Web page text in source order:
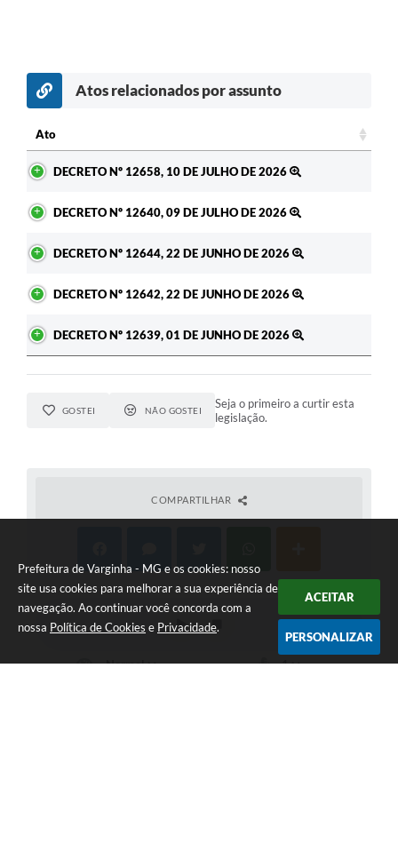
Prefeitura de Varginha - MG e os cookies: nosso
site usa cookies para melhorar a sua experiência de
navegação. Ao continuar você concorda com a
nossa Política de Cookies e Privacidade.
ACEITAR
PERSONALIZAR
Atos relacionados por assunto
Ato
DECRETO Nº 12658, 10 DE JULHO DE 2026
DECRETO Nº 12640, 09 DE JULHO DE 2026
DECRETO Nº 12644, 22 DE JUNHO DE 2026
DECRETO Nº 12642, 22 DE JUNHO DE 2026
DECRETO Nº 12639, 01 DE JUNHO DE 2026
GOSTEI NÃO GOSTEI
Seja o primeiro a curtir esta
legislação.
COMPARTILHAR